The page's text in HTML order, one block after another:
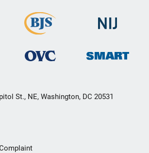
St., NE, Washington, DC 20531